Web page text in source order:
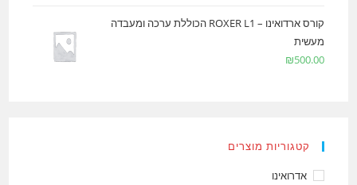
קורס ארדואינו – ROXER L1 הכוללת ערכה ומעבדה
מעשית
₪500.00
קטגוריות מוצרים
אדרואינו